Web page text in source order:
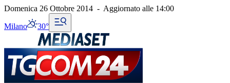
Domenica 26 Ottobre 2014 - Aggiornato alle 14:00
Milano 30°